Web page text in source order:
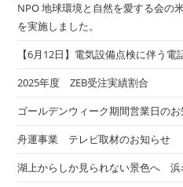
NPO 地球環境と自然を愛する会の
を実施しました。
【6月12日】電気設備点検に伴う
2025年度 ZEB受注実績割合
ゴールデンウィーク期間営業日の
舟運事業 テレビ取材のお知らせ
湖上からしか見られない景色へ 浜